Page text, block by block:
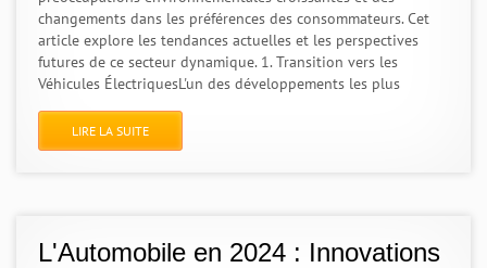
changements dans les préférences des consommateurs. Cet
article explore les tendances actuelles et les perspectives
futures de ce secteur dynamique. 1. Transition vers les
Véhicules ÉlectriquesL'un des développements les plus
LIRE LA SUITE
L'Automobile en 2024 : Innovations